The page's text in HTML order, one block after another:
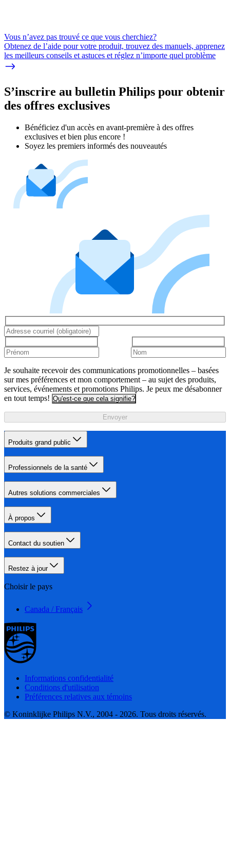
Vous n’avez pas trouvé ce que vous cherchiez?
Obtenez de l’aide pour votre produit, trouvez des manuels, apprenez
les meilleurs conseils et astuces et réglez n’importe quel problème
S’inscrire au bulletin Philips pour obtenir
des offres exclusives
Bénéficiez d'un accès en avant-première à des offres
exclusives et bien plus encore !
Soyez les premiers informés des nouveautés
Je souhaite recevoir des communications promotionnelles – basées
sur mes préférences et mon comportement – au sujet des produits,
services, événements et promotions Philips. Je peux me désabonner
en tout temps! Qu'est-ce que cela signifie?
Envoyer
Produits grand public
Professionnels de la santé
Autres solutions commerciales
À propos
Contact du soutien
Restez à jour
Choisir le pays
Canada / Français
Informations confidentialité
Conditions d'utilisation
Préférences relatives aux témoins
© Koninklijke Philips N.V., 2004 - 2026. Tous droits réservés.